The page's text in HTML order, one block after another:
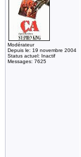
Modérateur
Depuis le: 19 novembre 2004
Status actuel: Inactif
Messages: 7625